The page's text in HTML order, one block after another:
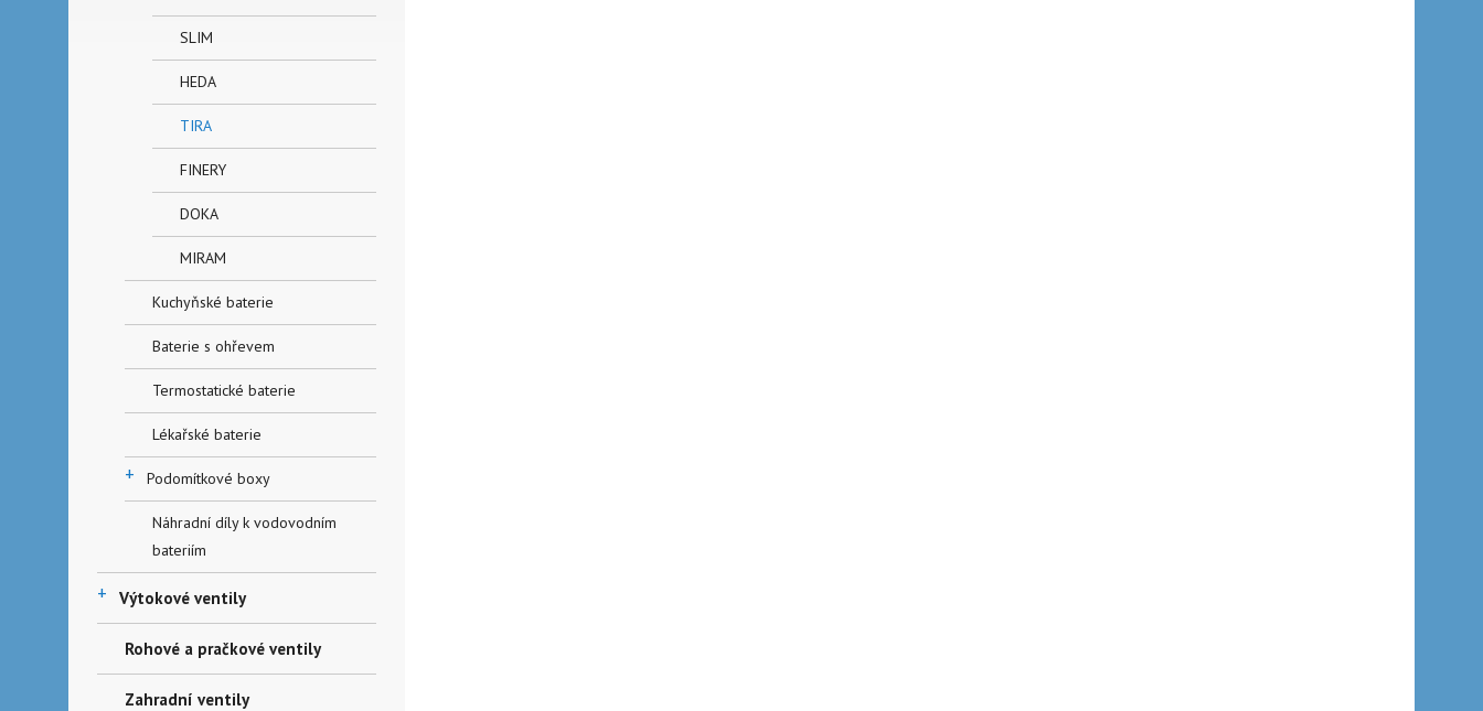
SLIM
HEDA
TIRA
FINERY
DOKA
MIRAM
Kuchyňské baterie
Baterie s ohřevem
Termostatické baterie
Lékařské baterie
+ Podomítkové boxy
Náhradní díly k vodovodním
bateriím
+ Výtokové ventily
Rohové a pračkové ventily
Zahradní ventily